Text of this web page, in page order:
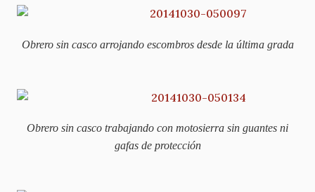
Obrero sin casco arrojando escombros desde la última grada
Obrero sin casco trabajando con motosierra sin guantes ni
gafas de protección